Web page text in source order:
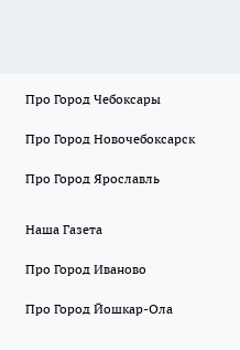
Про Город Чебоксары
Про Город Новочебоксарск
Про Город Ярославль
Наша Газета
Про Город Иваново
Про Город Йошкар-Ола